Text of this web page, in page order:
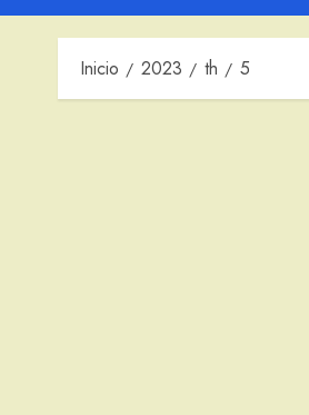
Inicio 2023 th 5